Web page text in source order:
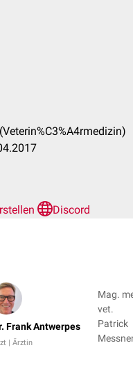
Discord
Frank Antwerpes
| Ärztin
Mag.
vet.
Patrick